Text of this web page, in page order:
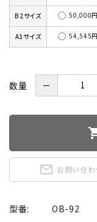
B2サイズ 50,000
A1サイズ 54,545
数量 －
mail_outline お問い合わ
型番: OB-92